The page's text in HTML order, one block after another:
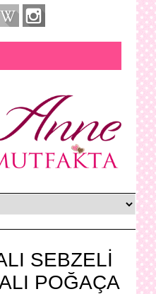
SEBZELİ
POĞAÇA